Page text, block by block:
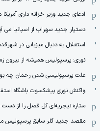
ادعای جدید وزیر خزانه داری آمریکا
دستیار جدید سهراب از اسپانیا می
استقلال به دنبال میزبانی در
نوری: پرسپولیس همیشه از بیرون
علت پرسپولیسی شدن رحمان چه
واکنش نوری پیشکسوت باشگاه
ستاره نیجریه‌ای کل فصل را از دست
مقصد جدید گلر سابق